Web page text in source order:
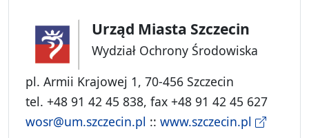
Urząd Miasta Szczecin
Wydział Ochrony Środowiska
pl. Armii Krajowej 1, 70-456 Szczecin
tel. +48 91 42 45 838, fax +48 91 42 45 627
wosr@um.szczecin.pl :: www.szczecin.pl